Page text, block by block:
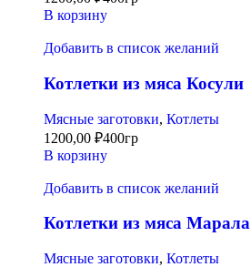
В корзину
Добавить в список желаний
Котлетки из мяса Косули
Мясные заготовки, Котлеты
1200,00 ₽400гр
В корзину
Добавить в список желаний
Котлетки из мяса Марала
Мясные заготовки, Котлеты